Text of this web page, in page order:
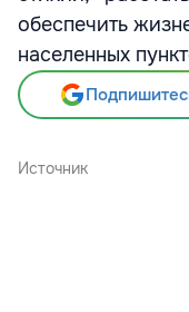
обеспечить
населенных
Источник